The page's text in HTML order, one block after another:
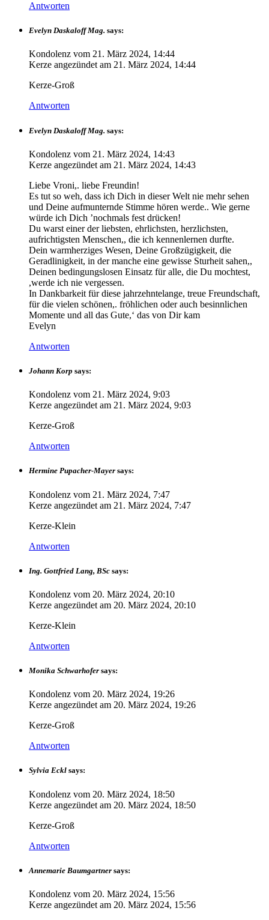
Antworten
Evelyn Daskaloff Mag. says:
Kondolenz vom 21. März 2024, 14:44
Kerze angezündet am 21. März 2024, 14:44
Kerze-Groß
Antworten
Evelyn Daskaloff Mag. says:
Kondolenz vom 21. März 2024, 14:43
Kerze angezündet am 21. März 2024, 14:43
Liebe Vroni,. liebe Freundin!
Es tut so weh, dass ich Dich in dieser Welt nie mehr sehen
und Deine aufmunternde Stimme hören werde.. Wie gerne
würde ich Dich ’nochmals fest drücken!
Du warst einer der liebsten, ehrlichsten, herzlichsten,
aufrichtigsten Menschen,, die ich kennenlernen durfte.
Dein warmherziges Wesen, Deine Großzügigkeit, die
Geradlinigkeit, in der manche eine gewisse Sturheit sahen,,
Deinen bedingungslosen Einsatz für alle, die Du mochtest,
,werde ich nie vergessen.
In Dankbarkeit für diese jahrzehntelange, treue Freundschaft,
für die vielen schönen,. fröhlichen oder auch besinnlichen
Momente und all das Gute,‘ das von Dir kam
Evelyn
Antworten
Johann Korp says:
Kondolenz vom 21. März 2024, 9:03
Kerze angezündet am 21. März 2024, 9:03
Kerze-Groß
Antworten
Hermine Pupacher-Mayer says:
Kondolenz vom 21. März 2024, 7:47
Kerze angezündet am 21. März 2024, 7:47
Kerze-Klein
Antworten
Ing. Gottfried Lang, BSc says:
Kondolenz vom 20. März 2024, 20:10
Kerze angezündet am 20. März 2024, 20:10
Kerze-Klein
Antworten
Monika Schwarhofer says:
Kondolenz vom 20. März 2024, 19:26
Kerze angezündet am 20. März 2024, 19:26
Kerze-Groß
Antworten
Sylvia Eckl says:
Kondolenz vom 20. März 2024, 18:50
Kerze angezündet am 20. März 2024, 18:50
Kerze-Groß
Antworten
Annemarie Baumgartner says:
Kondolenz vom 20. März 2024, 15:56
Kerze angezündet am 20. März 2024, 15:56